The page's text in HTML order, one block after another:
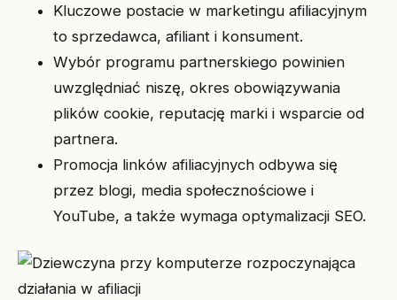
Kluczowe postacie w marketingu afiliacyjnym
to sprzedawca, afiliant i konsument.
Wybór programu partnerskiego powinien
uwzględniać niszę, okres obowiązywania
plików cookie, reputację marki i wsparcie od
partnera.
Promocja linków afiliacyjnych odbywa się
przez blogi, media społecznościowe i
YouTube, a także wymaga optymalizacji SEO.